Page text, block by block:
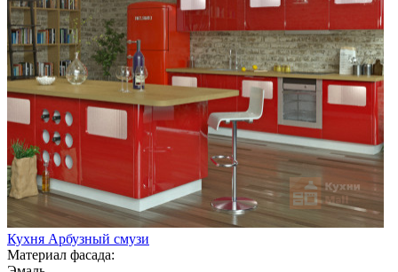
Кухня Арбузный смузи
Материал фасада: